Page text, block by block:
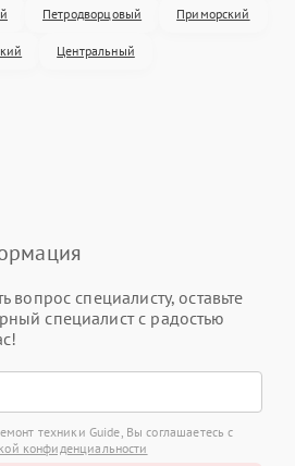
Петродворцовый Приморский
Центральный
вопрос специалисту, оставьте
специалист с радостью
техники Guide, Вы соглашаетесь с
конфиденциальности